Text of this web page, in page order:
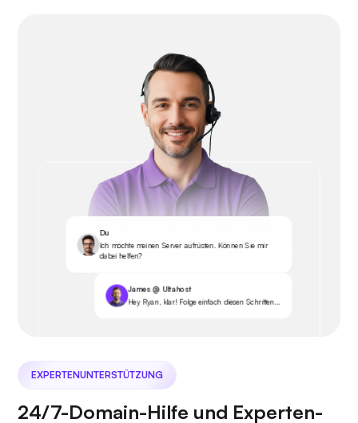
Du
Ich möchte meinen Server aufrüsten. Können Sie mir
dabei helfen?
James @ Ultahost
Hey Ryan, klar! Folge einfach diesen Schritten...
EXPERTENUNTERSTÜTZUNG
24/7-Domain-Hilfe und Experten-